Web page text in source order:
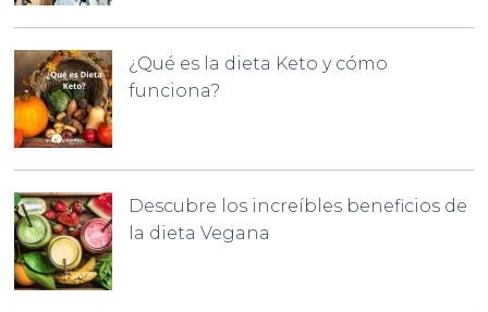
¿Qué es la dieta Keto y cómo
funciona?
Descubre los increíbles beneficios de
la dieta Vegana